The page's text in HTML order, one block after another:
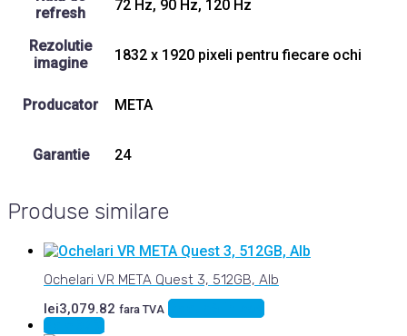
refresh
72 Hz, 90 Hz, 120 Hz
Rezolutie
imagine
1832 x 1920 pixeli pentru fiecare ochi
Producator META
Garantie 24
Produse similare
Ochelari VR META Quest 3, 512GB, Alb
lei3,079.82 fara TVA
Sale 32%